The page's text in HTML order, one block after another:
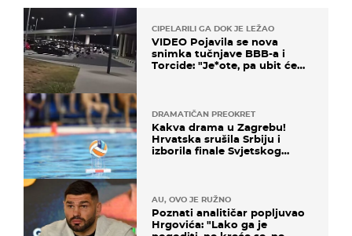
CIPELARILI GA DOK JE LEŽAO
VIDEO Pojavila se nova
snimka tučnjave BBB-a i
Torcide: "Je*ote, pa ubit će
DRAMATIČAN PREOKRET
Kakva drama u Zagrebu!
Hrvatska srušila Srbiju i
izborila finale Svjetskog
AU, OVO JE RUŽNO
Poznati analitičar popljuvao
Hrgovića: "Lako ga je